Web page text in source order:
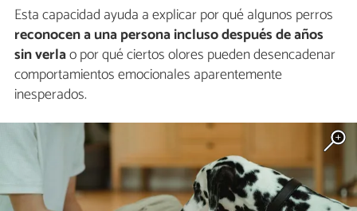
Esta capacidad ayuda a explicar por qué algunos perros
reconocen a una persona incluso después de años
sin verlao por qué ciertos olores pueden desencadenar
comportamientos emocionales aparentemente
inesperados.